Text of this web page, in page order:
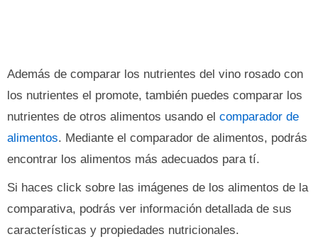
Además de comparar los nutrientes del vino rosado con
los nutrientes el promote, también puedes comparar los
nutrientes de otros alimentos usando el comparador de
alimentos. Mediante el comparador de alimentos, podrás
encontrar los alimentos más adecuados para tí.
Si haces click sobre las imágenes de los alimentos de la
comparativa, podrás ver información detallada de sus
características y propiedades nutricionales.